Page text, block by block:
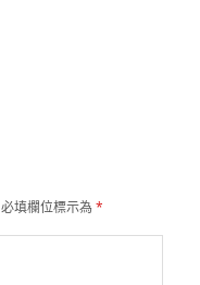
必填欄位標示為*